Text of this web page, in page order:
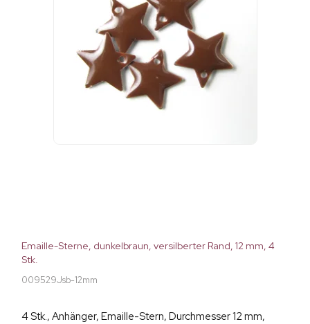
Emaille-Sterne, dunkelbraun, versilberter Rand, 12 mm, 4
Stk.
009529Jsb-12mm
4 Stk., Anhänger, Emaille-Stern, Durchmesser 12 mm,